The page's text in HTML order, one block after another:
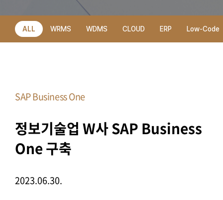
ALL WRMS WDMS CLOUD ERP Low-Code
SAP Business One
정보기술업 W사 SAP Business
One 구축
2023.06.30.